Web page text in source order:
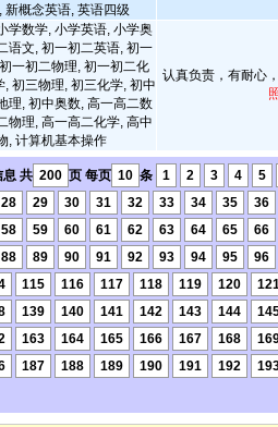
新概念英语, 英语四级
学数学, 小学英语, 小学奥
语文, 初一初二英语, 初一
一初二物理, 初一初二化
, 初三物理, 初三化学, 初中
理, 初中奥数, 高一高二数
物理, 高一高二化学, 高中
, 计算机基本操作
认真负责，有耐心
息 共 200 页 每页 10 条 1 2 3 4 5
28 29 30 31 32 33 34 35 36
58 59 60 61 62 63 64 65 66
88 89 90 91 92 93 94 95 96
115 116 117 118 119 120
139 140 141 142 143 144
163 164 165 166 167 168
187 188 189 190 191 192